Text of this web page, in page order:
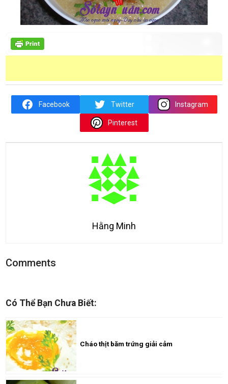
Facebook Twitter Instagram
Pinterest
Hằng Minh
Comments
Có Thể Bạn Chưa Biết:
Cháo thịt băm trứng giải cảm